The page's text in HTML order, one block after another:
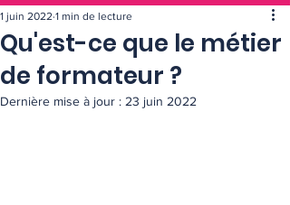
Qu'est-ce que le métier
de formateur ?
1 juin 2022 1 min de lecture
Dernière mise à jour : 23 juin 2022